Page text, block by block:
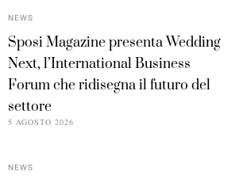
NEWS
Sposi Magazine presenta Wedding
Next, l’International Business
Forum che ridisegna il futuro del
settore
5 AGOSTO 2026
NEWS